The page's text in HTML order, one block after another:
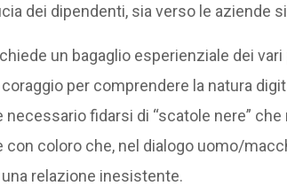
dei dipendenti, sia verso le aziende
un bagaglio esperienziale dei
per comprendere la natura
fidarsi di “scatole nere”
coloro che, nel dialogo uomo/
relazione inesistente.